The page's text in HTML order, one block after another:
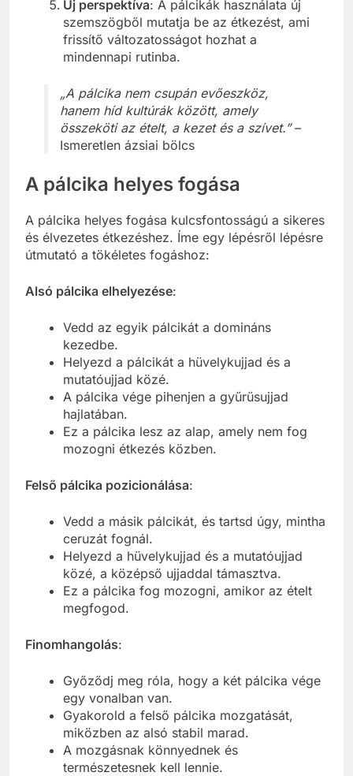
Új perspektíva: A pálcikák használata új
szemszögből mutatja be az étkezést, ami
frissítő változatosságot hozhat a
mindennapi rutinba.
„A pálcika nem csupán evőeszköz,
hanem híd kultúrák között, amely
összeköti az ételt, a kezet és a szívet.”–
Ismeretlen ázsiai bölcs
A pálcika helyes fogása
A pálcika helyes fogása kulcsfontosságú a sikeres
és élvezetes étkezéshez. Íme egy lépésről lépésre
útmutató a tökéletes fogáshoz:
Alsó pálcika elhelyezése:
Vedd az egyik pálcikát a domináns
kezedbe.
Helyezd a pálcikát a hüvelykujjad és a
mutatóujjad közé.
A pálcika vége pihenjen a gyűrűsujjad
hajlatában.
Ez a pálcika lesz az alap, amely nem fog
mozogni étkezés közben.
Felső pálcika pozicionálása:
Vedd a másik pálcikát, és tartsd úgy, mintha
ceruzát fognál.
Helyezd a hüvelykujjad és a mutatóujjad
közé, a középső ujjaddal támasztva.
Ez a pálcika fog mozogni, amikor az ételt
megfogod.
Finomhangolás:
Győződj meg róla, hogy a két pálcika vége
egy vonalban van.
Gyakorold a felső pálcika mozgatását,
miközben az alsó stabil marad.
A mozgásnak könnyednek és
természetesnek kell lennie.